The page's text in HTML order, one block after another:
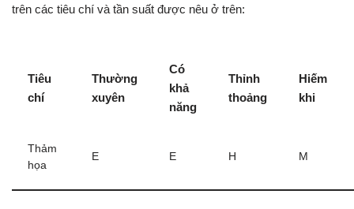
trên các tiêu chí và tần suất được nêu ở trên:
Tiêu
chí
Thường
xuyên
Có
khả
năng
Thỉnh
thoảng
Hiếm
khi
Thảm
họa
E E H M